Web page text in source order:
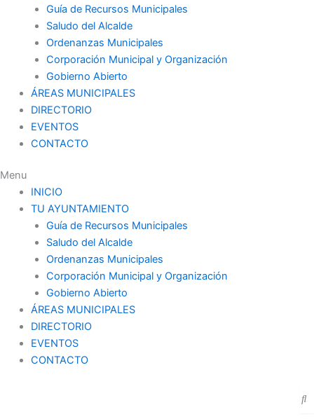
Guía de Recursos Municipales
Saludo del Alcalde
Ordenanzas Municipales
Corporación Municipal y Organización
Gobierno Abierto
ÁREAS MUNICIPALES
DIRECTORIO
EVENTOS
CONTACTO
Menu
INICIO
TU AYUNTAMIENTO
Guía de Recursos Municipales
Saludo del Alcalde
Ordenanzas Municipales
Corporación Municipal y Organización
Gobierno Abierto
ÁREAS MUNICIPALES
DIRECTORIO
EVENTOS
CONTACTO